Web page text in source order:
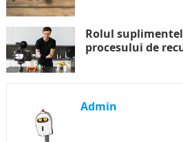
Rolul
procesului de
Admin